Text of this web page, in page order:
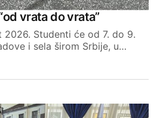
vrata do vrata”
2026. Studenti će od 7. do 9.
i sela širom Srbije, u…